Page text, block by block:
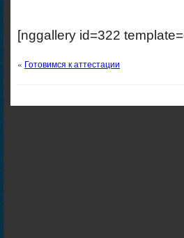
[nggallery id=322
« Готовимся к аттестации